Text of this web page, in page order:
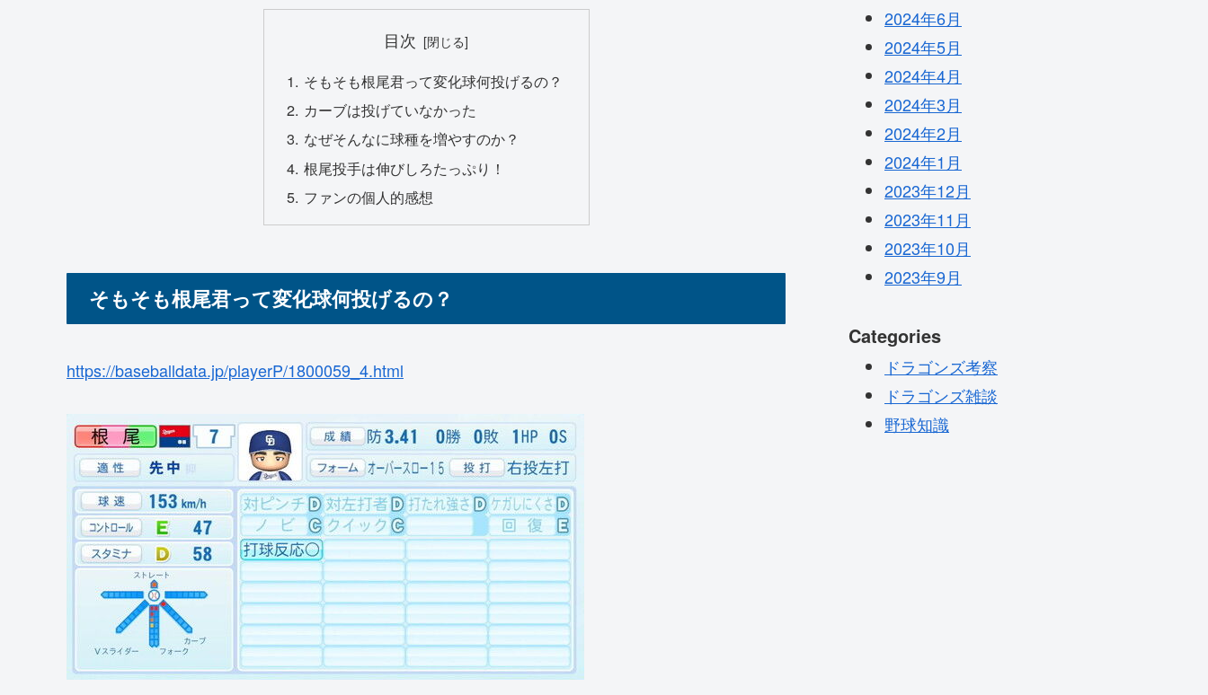
目次
そもそも根尾君って変化球何投げるの？
カーブは投げていなかった
なぜそんなに球種を増やすのか？
根尾投手は伸びしろたっぷり！
ファンの個人的感想
そもそも根尾君って変化球何投げるの？
https://baseballdata.jp/playerP/1800059_4.html
2024年6月
2024年5月
2024年4月
2024年3月
2024年2月
2024年1月
2023年12月
2023年11月
2023年10月
2023年9月
Categories
ドラゴンズ考察
ドラゴンズ雑談
野球知識